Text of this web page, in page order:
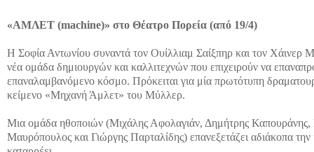
«ΑΜΛΕΤ (machine)» στο Θέατρο Πορεία (από 19/4)
Η Σοφία Αντωνίου συναντά τον Ουίλλιαμ Σαίξπηρ και τον Χάινερ
νέα ομάδα δημιουργών και καλλιτεχνών που επιχειρούν να
επαναλαμβανόμενο κόσμο. Πρόκειται για μία πρωτότυπη
κείμενο «Μηχανή Άμλετ» του Μύλλερ.
Μια ομάδα ηθοποιών (Μιχάλης Αφολαγιάν, Δημήτρης
Μαυρόπουλος και Γιώργης Παρταλίδης) επανεξετάζει αδιάκοπα